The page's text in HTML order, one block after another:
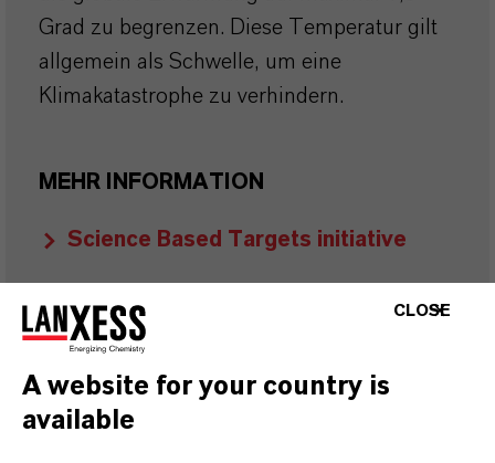
Grad zu begrenzen. Diese Temperatur gilt
allgemein als Schwelle, um eine
Klimakatastrophe zu verhindern.
MEHR INFORMATION
Science Based Targets initiative
ISS ESG
CLOSE
A website for your country is
available